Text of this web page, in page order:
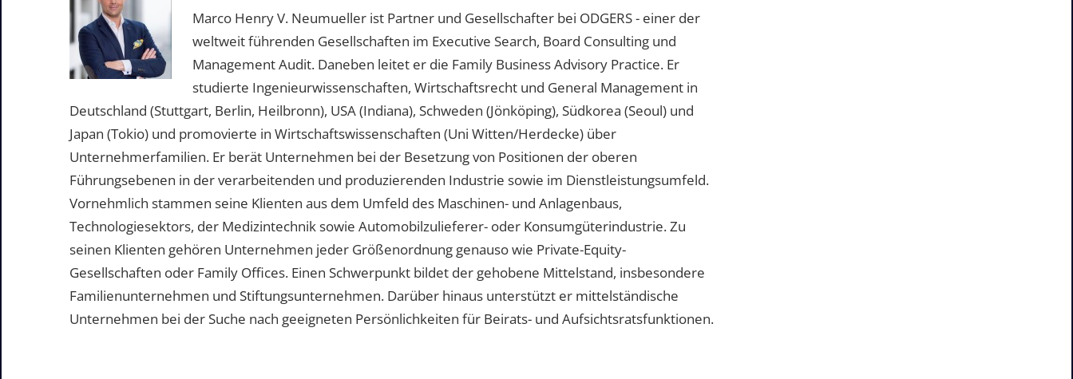
Marco Henry V. Neumueller ist Partner und Gesellschafter bei ODGERS - einer der
weltweit führenden Gesellschaften im Executive Search, Board Consulting und
Management Audit. Daneben leitet er die Family Business Advisory Practice. Er
studierte Ingenieurwissenschaften, Wirtschaftsrecht und General Management in
Deutschland (Stuttgart, Berlin, Heilbronn), USA (Indiana), Schweden (Jönköping), Südkorea (Seoul) und
Japan (Tokio) und promovierte in Wirtschaftswissenschaften (Uni Witten/Herdecke) über
Unternehmerfamilien. Er berät Unternehmen bei der Besetzung von Positionen der oberen
Führungsebenen in der verarbeitenden und produzierenden Industrie sowie im Dienstleistungsumfeld.
Vornehmlich stammen seine Klienten aus dem Umfeld des Maschinen- und Anlagenbaus,
Technologiesektors, der Medizintechnik sowie Automobilzulieferer- oder Konsumgüterindustrie. Zu
seinen Klienten gehören Unternehmen jeder Größenordnung genauso wie Private-Equity-
Gesellschaften oder Family Offices. Einen Schwerpunkt bildet der gehobene Mittelstand, insbesondere
Familienunternehmen und Stiftungsunternehmen. Darüber hinaus unterstützt er mittelständische
Unternehmen bei der Suche nach geeigneten Persönlichkeiten für Beirats- und Aufsichtsratsfunktionen.